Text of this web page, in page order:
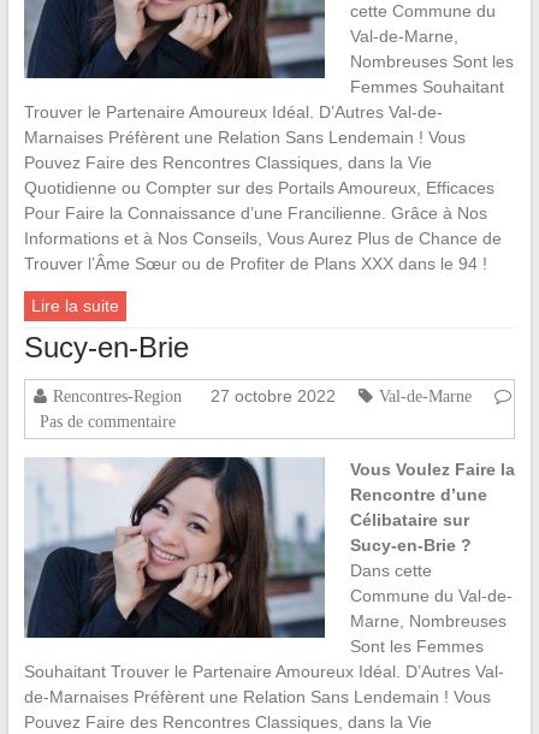
cette Commune du
Val-de-Marne,
Nombreuses Sont les
Femmes Souhaitant
Trouver le Partenaire Amoureux Idéal. D’Autres Val-de-
Marnaises Préfèrent une Relation Sans Lendemain ! Vous
Pouvez Faire des Rencontres Classiques, dans la Vie
Quotidienne ou Compter sur des Portails Amoureux, Efficaces
Pour Faire la Connaissance d’une Francilienne. Grâce à Nos
Informations et à Nos Conseils, Vous Aurez Plus de Chance de
Trouver l’Âme Sœur ou de Profiter de Plans XXX dans le 94 !
Lire la suite
Sucy-en-Brie
Rencontres-Region 27 octobre 2022
Val-de-Marne
Pas de commentaire
Vous Voulez Faire la
Rencontre d’une
Célibataire sur
Sucy-en-Brie ?
Dans cette
Commune du Val-de-
Marne, Nombreuses
Sont les Femmes
Souhaitant Trouver le Partenaire Amoureux Idéal. D’Autres Val-
de-Marnaises Préfèrent une Relation Sans Lendemain ! Vous
Pouvez Faire des Rencontres Classiques, dans la Vie